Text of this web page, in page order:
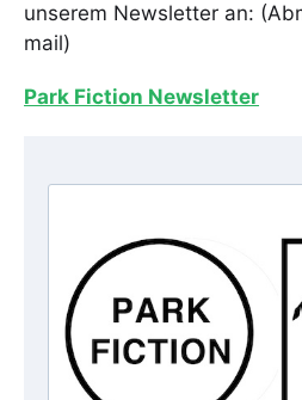
unserem Newsletter an:
mail)
Park Fiction Newsletter